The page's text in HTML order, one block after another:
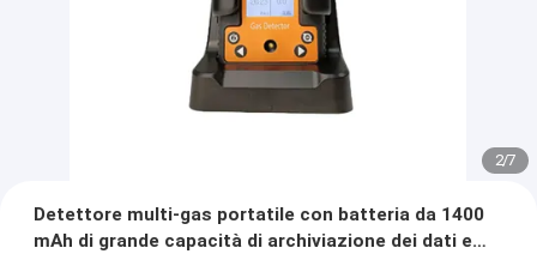
2/7
Detettore multi-gas portatile con batteria da 1400
mAh di grande capacità di archiviazione dei dati e